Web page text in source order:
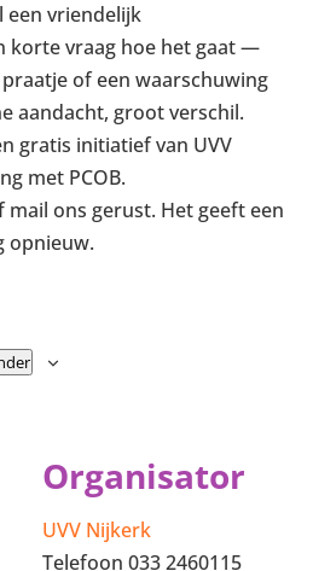
een vriendelijk
korte vraag hoe het gaat —
of een waarschuwing
aandacht, groot verschil.
gratis initiatief van UVV
met PCOB.
mail ons gerust. Het geeft een
opnieuw.
Organisator
UVV Nijkerk
Telefoon 033 2460115